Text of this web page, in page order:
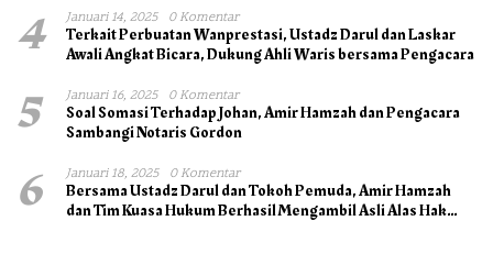
4 Januari 14, 2025 0 Komentar
Terkait Perbuatan Wanprestasi, Ustadz Darul dan Laskar
Awali Angkat Bicara, Dukung Ahli Waris bersama Pengacara
5 Januari 16, 2025 0 Komentar
Soal Somasi Terhadap Johan, Amir Hamzah dan Pengacara
Sambangi Notaris Gordon
6 Januari 18, 2025 0 Komentar
Bersama Ustadz Darul dan Tokoh Pemuda, Amir Hamzah
dan Tim Kuasa Hukum Berhasil Mengambil Asli Alas Hak